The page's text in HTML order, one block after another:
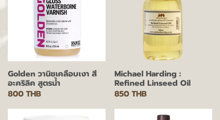
Golden วานิชเคลือบเงา สี
อะคริลิค สูตรน้ำ
800 THB
Michael Harding :
Refined Linseed Oil
850 THB